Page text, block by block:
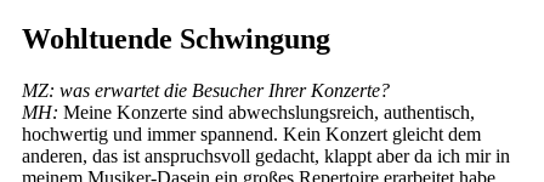
Wohltuende Schwingung
MZ: was erwartet die Besucher Ihrer Konzerte?
MH: Meine Konzerte sind abwechslungsreich, authentisch,
hochwertig und immer spannend. Kein Konzert gleicht dem
anderen, das ist anspruchsvoll gedacht, klappt aber da ich mir in